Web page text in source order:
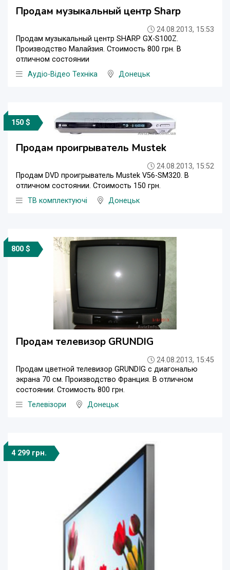
Продам музыкальный центр Sharp
24.08.2013, 15:53
Продам музыкальный центр SHARP GX-S100Z.
Производство Малайзия. Стоимость 800 грн. В
отличном состоянии
Аудіо-Відео Техніка
Донецьк
150 $
Продам проигрыватель Mustek
24.08.2013, 15:52
Продам DVD проигрыватель Mustek V56-SM320. В
отличном состоянии. Стоимость 150 грн.
ТВ комплектуючі
Донецьк
800 $
Продам телевизор GRUNDIG
24.08.2013, 15:45
Продам цветной телевизор GRUNDIG с диагональю
экрана 70 см. Производство Франция. В отличном
состоянии. Cтоимость 800 грн.
Телевізори
Донецьк
4 299 грн.